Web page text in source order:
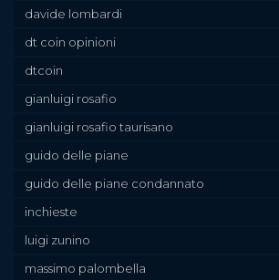
davide lombardi
dt coin opinioni
dtcoin
gianluigi rosafio
gianluigi rosafio taurisano
guido delle piane
guido delle piane condannato
inchieste
luigi zunino
massimo palombella